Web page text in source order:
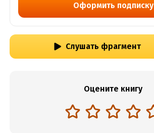
Оформить подписку
Слушать фрагмент
Оцените книгу